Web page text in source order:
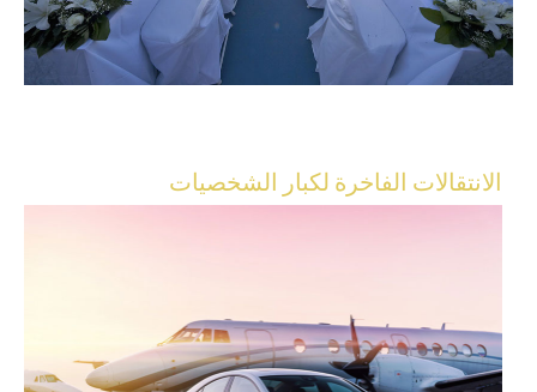
الانتقالات الفاخرة لكبار الشخصيات